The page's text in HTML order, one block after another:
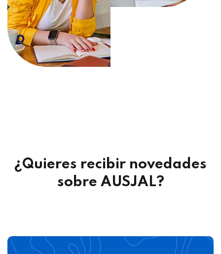
¿Quieres recibir novedades
sobre AUSJAL?